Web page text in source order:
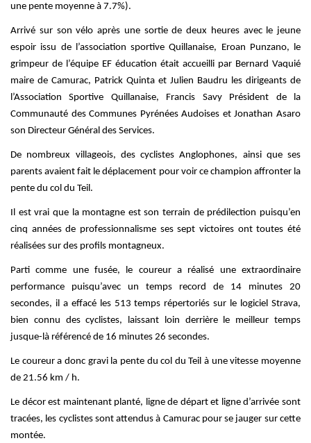
une pente moyenne à 7.7%).
Arrivé sur son vélo après une sortie de deux heures avec le jeune
espoir issu de l’association sportive Quillanaise, Eroan Punzano, le
grimpeur de l’équipe EF éducation était accueilli par Bernard Vaquié
maire de Camurac, Patrick Quinta et Julien Baudru les dirigeants de
l’Association Sportive Quillanaise, Francis Savy Président de la
Communauté des Communes Pyrénées Audoises et Jonathan Asaro
son Directeur Général des Services.
De nombreux villageois, des cyclistes Anglophones, ainsi que ses
parents avaient fait le déplacement pour voir ce champion affronter la
pente du col du Teil.
Il est vrai que la montagne est son terrain de prédilection puisqu’en
cinq années de professionnalisme ses sept victoires ont toutes été
réalisées sur des profils montagneux.
Parti comme une fusée, le coureur a réalisé une extraordinaire
performance puisqu’avec un temps record de 14 minutes 20
secondes, il a effacé les 513 temps répertoriés sur le logiciel Strava,
bien connu des cyclistes, laissant loin derrière le meilleur temps
jusque-là référencé de 16 minutes 26 secondes.
Le coureur a donc gravi la pente du col du Teil à une vitesse moyenne
de 21.56 km / h.
Le décor est maintenant planté, ligne de départ et ligne d’arrivée sont
tracées, les cyclistes sont attendus à Camurac pour se jauger sur cette
montée.